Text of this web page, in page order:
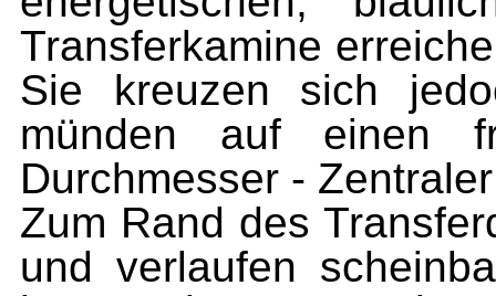
Transferkamine
Sie kreuzen sich
münden auf einen
Durchmesser -
Zum Rand des
und verlaufen